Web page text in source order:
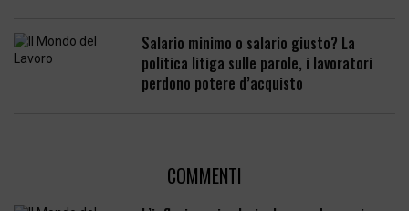
Salario minimo o salario giusto? La
politica litiga sulle parole, i lavoratori
perdono potere d’acquisto
COMMENTI